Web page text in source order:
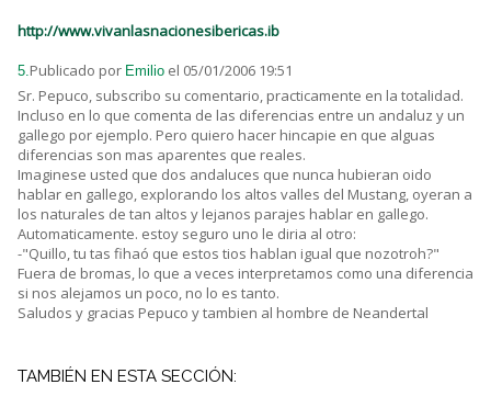
http://www.vivanlasnacionesibericas.ib
5.Publicado por Emilio el 05/01/2006 19:51
Sr. Pepuco, subscribo su comentario, practicamente en la totalidad.
Incluso en lo que comenta de las diferencias entre un andaluz y un
gallego por ejemplo. Pero quiero hacer hincapie en que alguas
diferencias son mas aparentes que reales.
Imaginese usted que dos andaluces que nunca hubieran oido
hablar en gallego, explorando los altos valles del Mustang, oyeran a
los naturales de tan altos y lejanos parajes hablar en gallego.
Automaticamente. estoy seguro uno le diria al otro:
-"Quillo, tu tas fihaó que estos tios hablan igual que nozotroh?"
Fuera de bromas, lo que a veces interpretamos como una diferencia
si nos alejamos un poco, no lo es tanto.
Saludos y gracias Pepuco y tambien al hombre de Neandertal
TAMBIÉN EN ESTA SECCIÓN: